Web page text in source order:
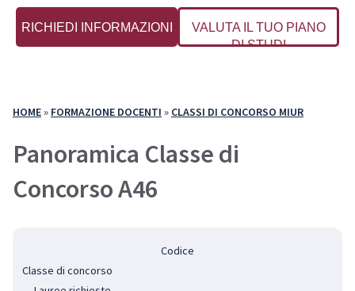
RICHIEDI INFORMAZIONI
VALUTA IL TUO PIANO
DI STUDI
HOME» FORMAZIONE DOCENTI » CLASSI DI CONCORSO MIUR
Panoramica Classe di
Concorso A46
Codice
Classe di concorso